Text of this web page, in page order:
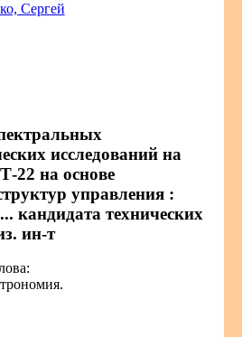
Сергей
исследований на
22 на основе
управления :
кандидата технических
ин-т